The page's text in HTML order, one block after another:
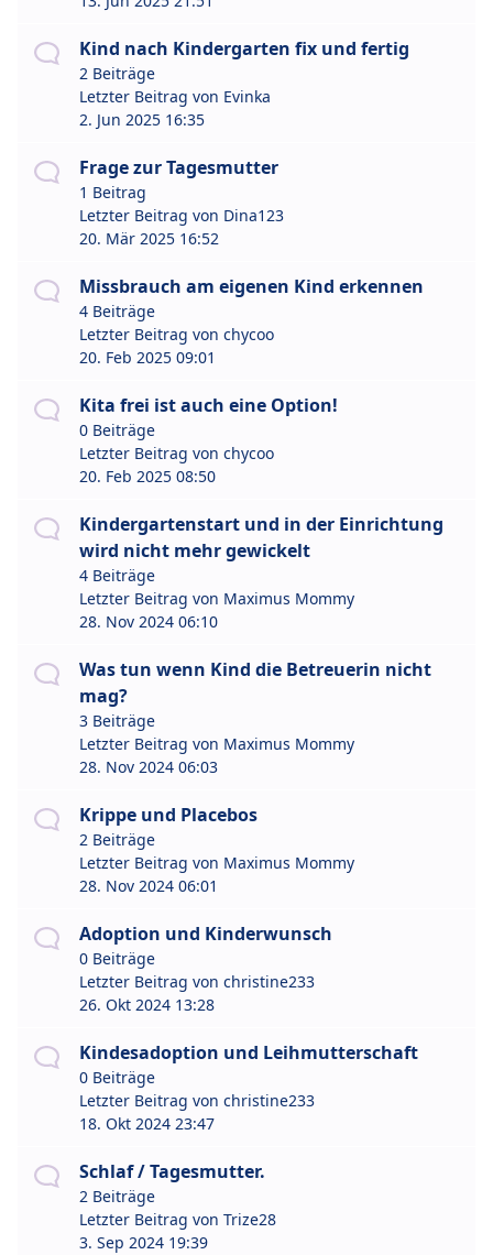
Kind nach Kindergarten fix und fertig
2 Beiträge
Letzter Beitrag von Evinka
2. Jun 2025 16:35
Frage zur Tagesmutter
1 Beitrag
Letzter Beitrag von Dina123
20. Mär 2025 16:52
Missbrauch am eigenen Kind erkennen
4 Beiträge
Letzter Beitrag von chycoo
20. Feb 2025 09:01
Kita frei ist auch eine Option!
0 Beiträge
Letzter Beitrag von chycoo
20. Feb 2025 08:50
Kindergartenstart und in der Einrichtung
wird nicht mehr gewickelt
4 Beiträge
Letzter Beitrag von Maximus Mommy
28. Nov 2024 06:10
Was tun wenn Kind die Betreuerin nicht
mag?
3 Beiträge
Letzter Beitrag von Maximus Mommy
28. Nov 2024 06:03
Krippe und Placebos
2 Beiträge
Letzter Beitrag von Maximus Mommy
28. Nov 2024 06:01
Adoption und Kinderwunsch
0 Beiträge
Letzter Beitrag von christine233
26. Okt 2024 13:28
Kindesadoption und Leihmutterschaft
0 Beiträge
Letzter Beitrag von christine233
18. Okt 2024 23:47
Schlaf / Tagesmutter.
2 Beiträge
Letzter Beitrag von Trize28
3. Sep 2024 19:39